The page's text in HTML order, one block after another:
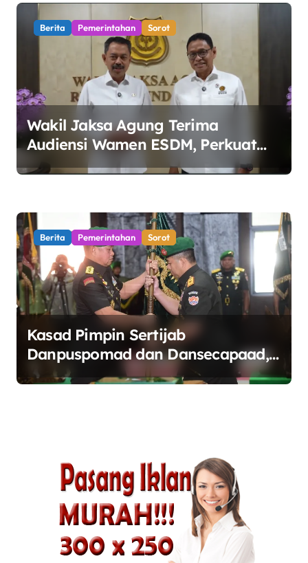
Berita Pemerintahan Sorot
Wakil Jaksa Agung Terima
Audiensi Wamen ESDM, Perkuat
Sinergi Kawal Tata Kelola Sektor
Berita Pemerintahan Sorot
Kasad Pimpin Sertijab
Danpuspomad dan Dansecapaad,
Tegaskan Penguatan Organisasi